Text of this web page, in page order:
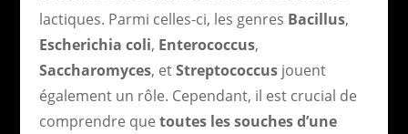
lactiques. Parmi celles-ci, les genres Bacillus,
Escherichia coli, Enterococcus,
Saccharomyces, etStreptococcusjouent
également un rôle. Cependant, il est crucial de
comprendre que toutes les souches d’une